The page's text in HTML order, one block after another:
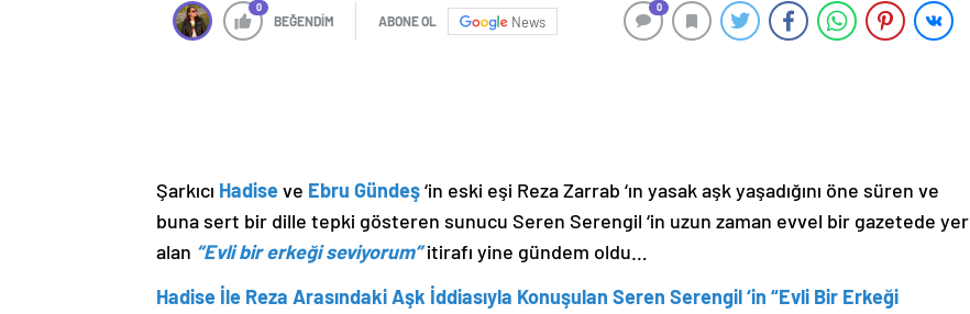
0
BEĞENDİM ABONE OL News
0
Şarkıcı Hadiseve Ebru Gündeş‘in eski eşi Reza Zarrab ‘ın yasak aşk yaşadığını öne süren ve
buna sert bir dille tepki gösteren sunucu Seren Serengil ‘in uzun zaman evvel bir gazetede yer
alan “Evli bir erkeği seviyorum”itirafı yine gündem oldu…
Hadise İle Reza Arasındaki Aşk İddiasıyla Konuşulan Seren Serengil ‘in “Evli Bir Erkeği